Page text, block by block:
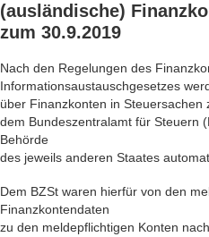
(ausländische)
zum 30.9.2019
Nach den Regelungen des
Informationsaustauschgesetzes
über Finanzkonten in
dem Bundeszentralamt für Steuern
Behörde
des jeweils anderen Staates
Dem BZSt waren hierfür von den
Finanzkontendaten
zu den meldepflichtigen Konten